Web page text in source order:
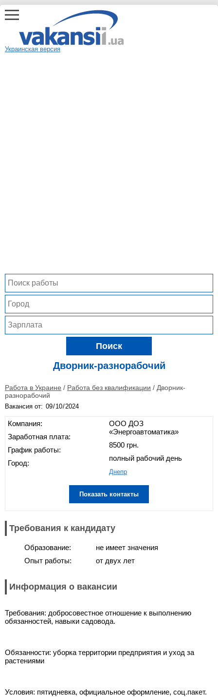
Украинская версия
Поиск
Дворник-разнорабочий
Работа в Украине / Работа без квалификации / Дворник-
разнорабочий
Вакансия от:
Компания:
Заработная плата:
График работы:
Город:
ООО ДОЗ
«Энергоавтоматика»
8500 грн.
полный рабочий день
Днепр
Показать контакты
Требования к кандидату
Образование:
Опыт работы:
не имеет значения
от двух лет
Информация о вакансии
Требования: добросовестное отношение к выполнению
обязанностей, навыки садовода.
Обязанности: уборка территории предприятия и уход за
растениями
Условия: пятидневка, официальное оформление, соц.пакет.